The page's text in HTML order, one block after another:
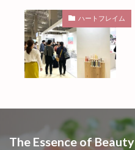
ハートフレイム
The Essence of Beauty